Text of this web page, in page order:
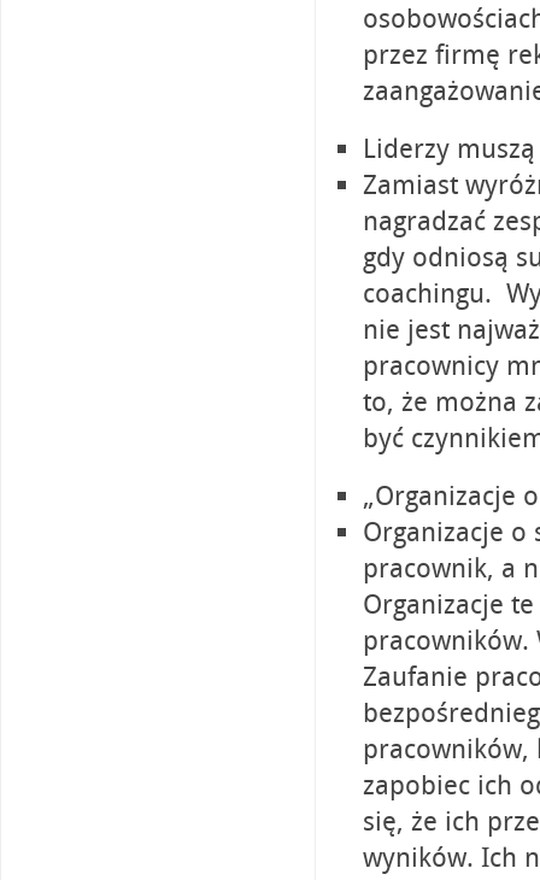
przez firmę
Liderzy
Zamiast
nagradzać
gdy odniosą
coachingu.
nie jest
pracownicy
to, że można
być
„Organizacje
Organizacje
pracownik, a
Organizacje
pracowników.
Zaufanie
pracowników,
zapobiec ich
się, że ich
wyników. Ich